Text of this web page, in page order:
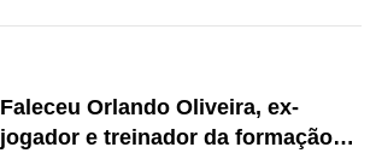
Faleceu Orlando Oliveira, ex-
jogador e treinador da formação